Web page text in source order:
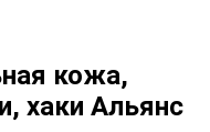
кожа,
хаки Альянс